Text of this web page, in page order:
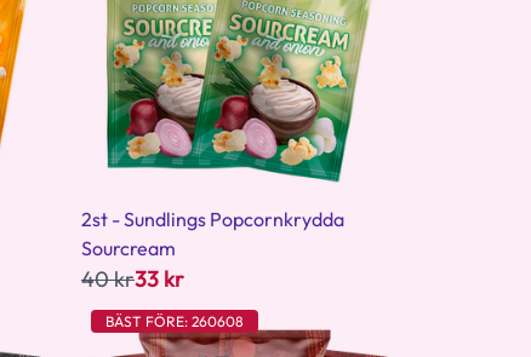
2st - Sundlings Popcornkrydda
Sourcream
40 kr33 kr
BÄST FÖRE: 260608